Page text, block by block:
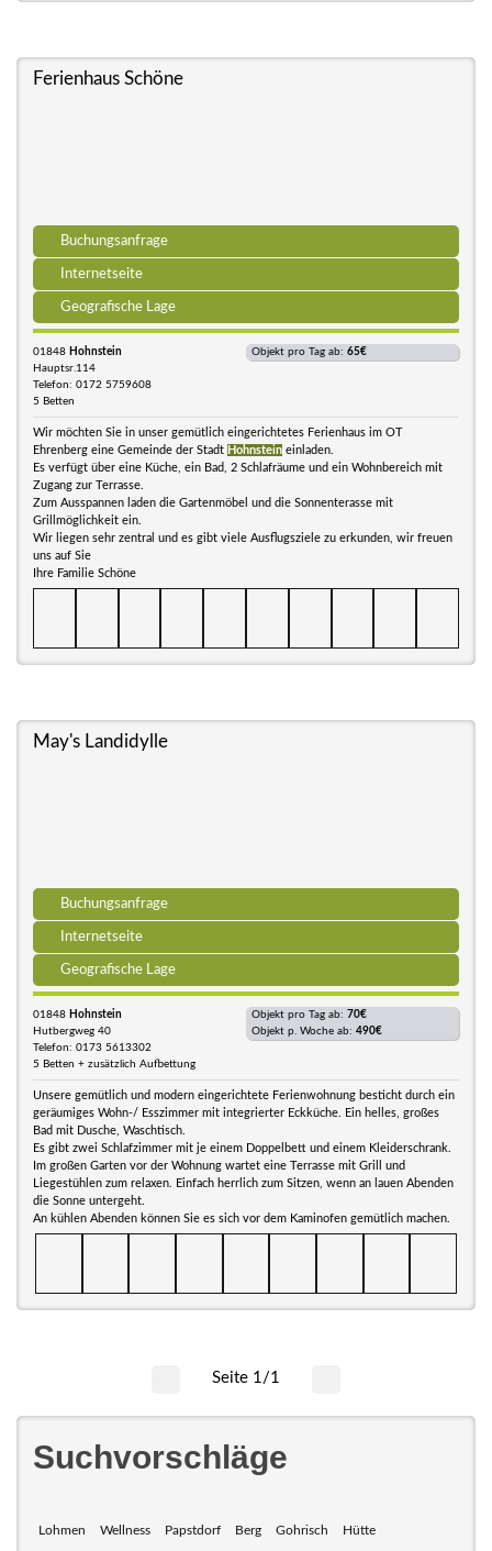
Ferienhaus Schöne
Buchungsanfrage
Internetseite
Geografische Lage
01848 Hohnstein
Hauptsr.114
Telefon: 0172 5759608
5 Betten
Objekt pro Tag ab: 65€
Wir möchten Sie in unser gemütlich eingerichtetes Ferienhaus im OT
Ehrenberg eine Gemeinde der Stadt Hohnstein einladen.
Es verfügt über eine Küche, ein Bad, 2 Schlafräume und ein Wohnbereich mit
Zugang zur Terrasse.
Zum Ausspannen laden die Gartenmöbel und die Sonnenterasse mit
Grillmöglichkeit ein.
Wir liegen sehr zentral und es gibt viele Ausflugsziele zu erkunden, wir freuen
uns auf Sie
Ihre Familie Schöne
May's Landidylle
Buchungsanfrage
Internetseite
Geografische Lage
01848 Hohnstein
Hutbergweg 40
Telefon: 0173 5613302
5 Betten + zusätzlich Aufbettung
Objekt pro Tag ab: 70€
Objekt p. Woche ab: 490€
Unsere gemütlich und modern eingerichtete Ferienwohnung besticht durch ein
geräumiges Wohn-/ Esszimmer mit integrierter Eckküche. Ein helles, großes
Bad mit Dusche, Waschtisch.
Es gibt zwei Schlafzimmer mit je einem Doppelbett und einem Kleiderschrank.
Im großen Garten vor der Wohnung wartet eine Terrasse mit Grill und
Liegestühlen zum relaxen. Einfach herrlich zum Sitzen, wenn an lauen Abenden
die Sonne untergeht.
An kühlen Abenden können Sie es sich vor dem Kaminofen gemütlich machen.
Seite 1/1
Suchvorschläge
Lohmen Wellness Papstdorf Berg Gohrisch Hütte